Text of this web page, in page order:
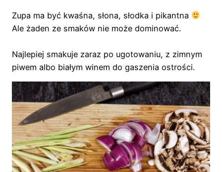
Zupa ma być kwaśna, słona, słodka i pikantna
Ale żaden ze smaków nie może dominować.
Najlepiej smakuje zaraz po ugotowaniu, z zimnym
piwem albo białym winem do gaszenia ostrości.